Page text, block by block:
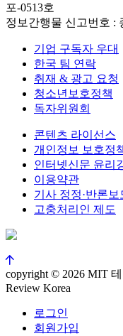
포-0513호
정보간행물 신고번호 :
기업 구독자 우대
한국 팀 연락
취재 & 광고 요청
청소년보호정책
독자위원회
콘텐츠 라이선스
개인정보 보호정
인터넷신문 윤리
이용약관
기사 정정·반론보
고충처리인 제도
copyright © 2026 MIT
Review Korea
로그인
회원가입